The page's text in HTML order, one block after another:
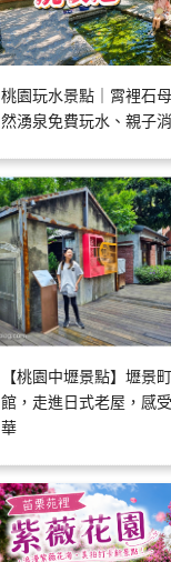
桃園玩水景點｜霄裡石
然湧泉免費玩水、親子
【桃園中壢景點】壢景
館，走進日式老屋，感
華